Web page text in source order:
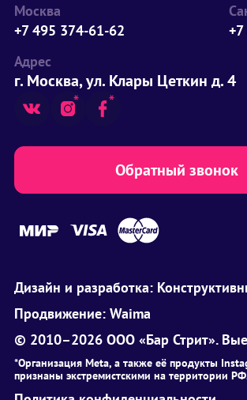
Москва
+7 495 374-61-62
Адрес
г. Москва, ул. Клары Цеткин д. 4
Обратный звонок
Дизайн и разработка:
Продвижение: Waima
© 2010–2026 ООО «Бар Стрит».
*Организация Meta, а также её продукты
признаны экстремистскими на территории